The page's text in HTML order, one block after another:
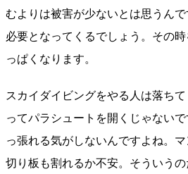
むよりは被害が少ないとは思うん
必要となってくるでしょう。その
っぱくなります。
スカイダイビングをやる人は落ち
ってパラシュートを開くじゃないで
っ張れる気がしないんですよね。
切り板も割れるか不安。そういう